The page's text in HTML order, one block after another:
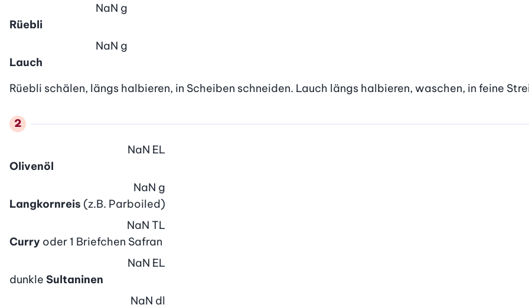
Rüebli
NaN g
Lauch
NaN g
Rüebli schälen, längs halbieren, in Scheiben schneiden. Lauch längs halbieren, waschen, in feine
Olivenöl
NaN EL
Langkornreis (z.B. Parboiled)
NaN g
Curry oder 1 Briefchen Safran
NaN TL
dunkle Sultaninen
NaN EL
NaN dl